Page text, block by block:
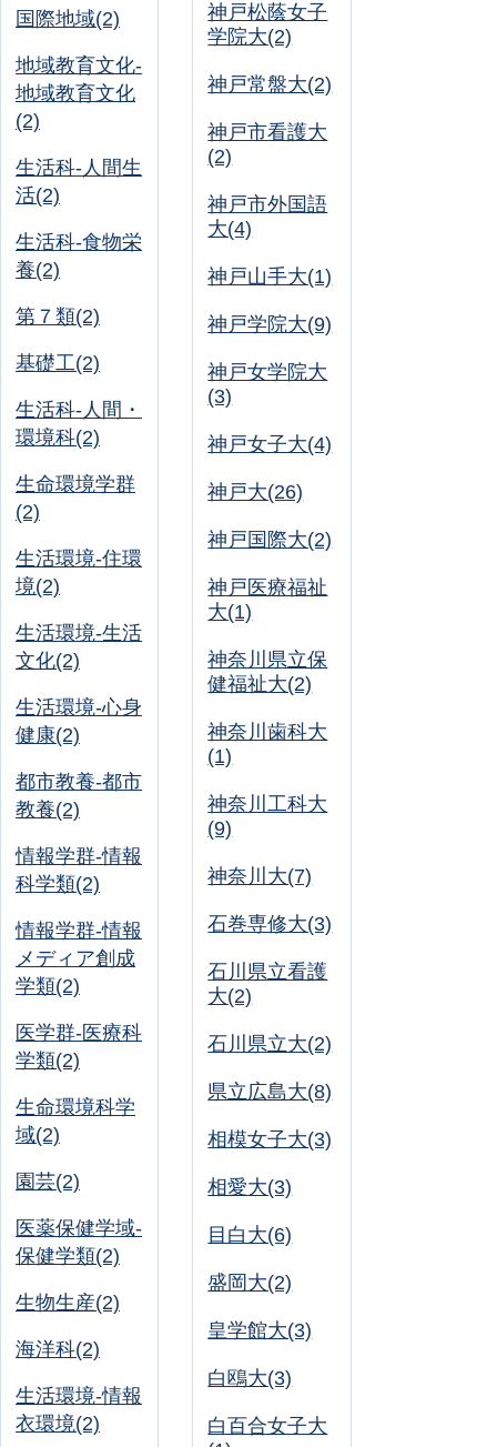
国際地域(2)
地域教育文化-
地域教育文化
(2)
生活科-人間生
活(2)
生活科-食物栄
養(2)
第７類(2)
基礎工(2)
生活科-人間・
環境科(2)
生命環境学群
(2)
生活環境-住環
境(2)
生活環境-生活
文化(2)
生活環境-心身
健康(2)
都市教養-都市
教養(2)
情報学群-情報
科学類(2)
情報学群-情報
メディア創成
学類(2)
医学群-医療科
学類(2)
生命環境科学
域(2)
園芸(2)
医薬保健学域-
保健学類(2)
生物生産(2)
海洋科(2)
生活環境-情報
衣環境(2)
神戸松蔭女子
学院大(2)
神戸常盤大(2)
神戸市看護大
(2)
神戸市外国語
大(4)
神戸山手大(1)
神戸学院大(9)
神戸女学院大
(3)
神戸女子大(4)
神戸大(26)
神戸国際大(2)
神戸医療福祉
大(1)
神奈川県立保
健福祉大(2)
神奈川歯科大
(1)
神奈川工科大
(9)
神奈川大(7)
石巻専修大(3)
石川県立看護
大(2)
石川県立大(2)
県立広島大(8)
相模女子大(3)
相愛大(3)
目白大(6)
盛岡大(2)
皇学館大(3)
白鴎大(3)
白百合女子大